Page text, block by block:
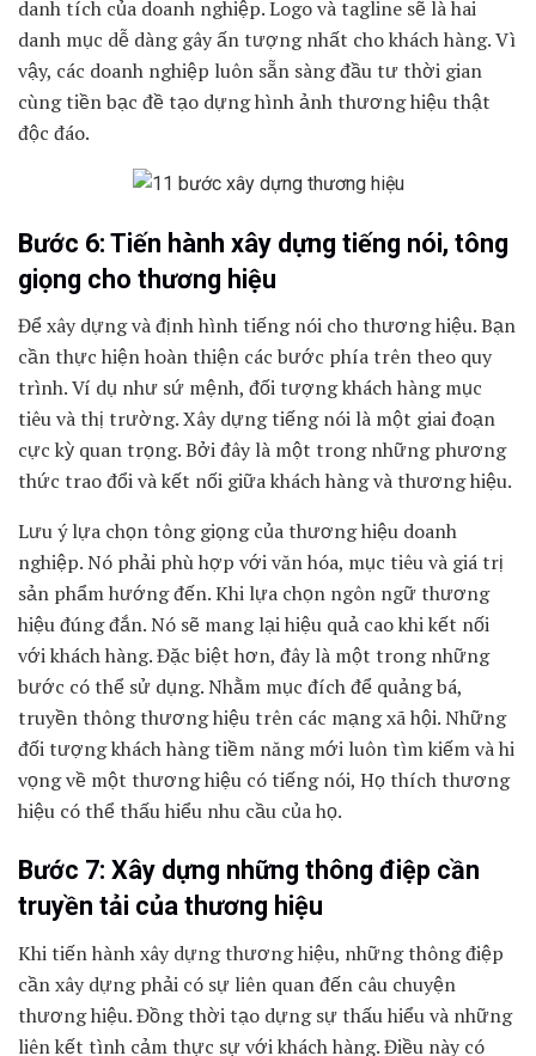
danh tích của doanh nghiệp. Logo và tagline sẽ là hai
danh mục dễ dàng gây ấn tượng nhất cho khách hàng. Vì
vậy, các doanh nghiệp luôn sẵn sàng đầu tư thời gian
cùng tiền bạc đề tạo dựng hình ảnh thương hiệu thật
độc đáo.
Bước 6: Tiến hành xây dựng tiếng nói, tông
giọng cho thương hiệu
Để xây dựng và định hình tiếng nói cho thương hiệu. Bạn
cần thực hiện hoàn thiện các bước phía trên theo quy
trình. Ví dụ như sứ mệnh, đối tượng khách hàng mục
tiêu và thị trường. Xây dựng tiếng nói là một giai đoạn
cực kỳ quan trọng. Bởi đây là một trong những phương
thức trao đổi và kết nối giữa khách hàng và thương hiệu.
Lưu ý lựa chọn tông giọng của thương hiệu doanh
nghiệp. Nó phải phù hợp với văn hóa, mục tiêu và giá trị
sản phẩm hướng đến. Khi lựa chọn ngôn ngữ thương
hiệu đúng đắn. Nó sẽ mang lại hiệu quả cao khi kết nối
với khách hàng. Đặc biệt hơn, đây là một trong những
bước có thể sử dụng. Nhằm mục đích để quảng bá,
truyền thông thương hiệu trên các mạng xã hội. Những
đối tượng khách hàng tiềm năng mới luôn tìm kiếm và hi
vọng về một thương hiệu có tiếng nói, Họ thích thương
hiệu có thể thấu hiểu nhu cầu của họ.
Bước 7: Xây dựng những thông điệp cần
truyền tải của thương hiệu
Khi tiến hành xây dựng thương hiệu, những thông điệp
cần xây dựng phải có sự liên quan đến câu chuyện
thương hiệu. Đồng thời tạo dựng sự thấu hiểu và những
liên kết tình cảm thực sự với khách hàng. Điều này có